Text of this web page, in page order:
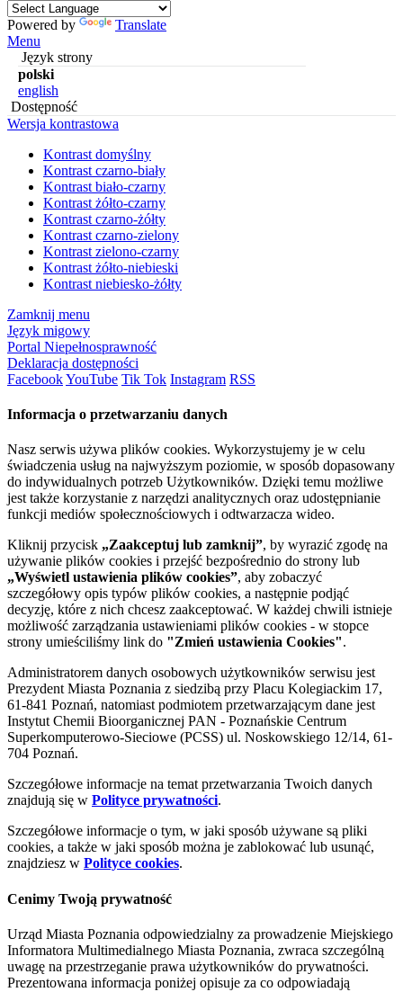
Powered by
Translate
Menu
Język strony
polski
english
Dostępność
Wersja kontrastowa
Kontrast domyślny
Kontrast czarno-biały
Kontrast biało-czarny
Kontrast żółto-czarny
Kontrast czarno-żółty
Kontrast czarno-zielony
Kontrast zielono-czarny
Kontrast żółto-niebieski
Kontrast niebiesko-żółty
Zamknij menu
Język migowy
Portal Niepełnosprawność
Deklaracja dostępności
FacebookYouTube Tik Tok Instagram RSS
Informacja o przetwarzaniu danych
Nasz serwis używa plików cookies. Wykorzystujemy je w celu
świadczenia usług na najwyższym poziomie, w sposób dopasowany
do indywidualnych potrzeb Użytkowników. Dzięki temu możliwe
jest także korzystanie z narzędzi analitycznych oraz udostępnianie
funkcji mediów społecznościowych i odtwarzacza wideo.
Kliknij przycisk „Zaakceptuj lub zamknij”, by wyrazić zgodę na
używanie plików cookies i przejść bezpośrednio do strony lub
„Wyświetl ustawienia plików cookies”, aby zobaczyć
szczegółowy opis typów plików cookies, a następnie podjąć
decyzję, które z nich chcesz zaakceptować. W każdej chwili istnieje
możliwość zarządzania ustawieniami plików cookies - w stopce
strony umieściliśmy link do "Zmień ustawienia Cookies".
Administratorem danych osobowych użytkowników serwisu jest
Prezydent Miasta Poznania z siedzibą przy Placu Kolegiackim 17,
61-841 Poznań, natomiast podmiotem przetwarzającym dane jest
Instytut Chemii Bioorganicznej PAN - Poznańskie Centrum
Superkomputerowo-Sieciowe (PCSS) ul. Noskowskiego 12/14, 61-
704 Poznań.
Szczegółowe informacje na temat przetwarzania Twoich danych
znajdują się w Polityce prywatności.
Szczegółowe informacje o tym, w jaki sposób używane są pliki
cookies, a także w jaki sposób można je zablokować lub usunąć,
znajdziesz w Polityce cookies.
Cenimy Twoją prywatność
Urząd Miasta Poznania odpowiedzialny za prowadzenie Miejskiego
Informatora Multimedialnego Miasta Poznania, zwraca szczególną
uwagę na przestrzeganie prawa użytkowników do prywatności.
Prezentowana informacja poniżej opisuje za co odpowiadają